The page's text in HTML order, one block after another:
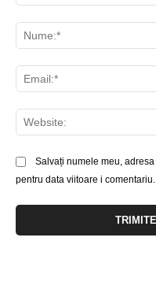
Salvați numele meu,
pentru data viitoare i comentariu.